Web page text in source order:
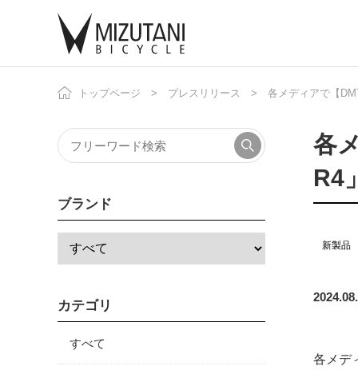
自
トップページ プレスリリース 各メディアで【
各
R4
新製品
各メデ
ブランド
カテゴリ
すべて